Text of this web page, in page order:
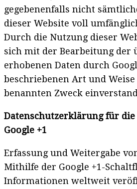
gegebenenfalls nicht
dieser Website voll
Durch die Nutzung dieser
sich mit der Bearbeitung der
erhobenen Daten durch
beschriebenen Art und
benannten Zweck
Datenschutzerklärung für
Google +1
Erfassung und Weitergabe
Mithilfe der Google +1-
Informationen weltweit